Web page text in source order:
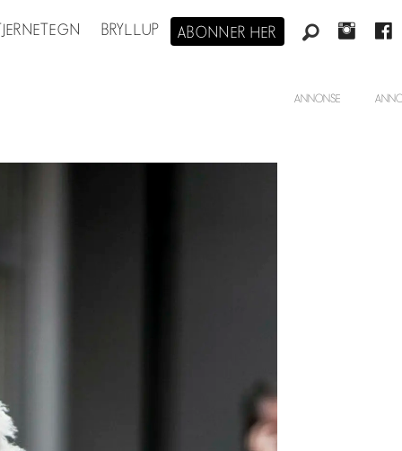
BRYLLUP ABONNER HER
ANNONSE